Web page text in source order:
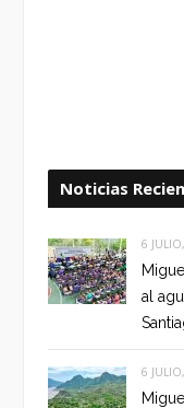
Noticias
6
al
6